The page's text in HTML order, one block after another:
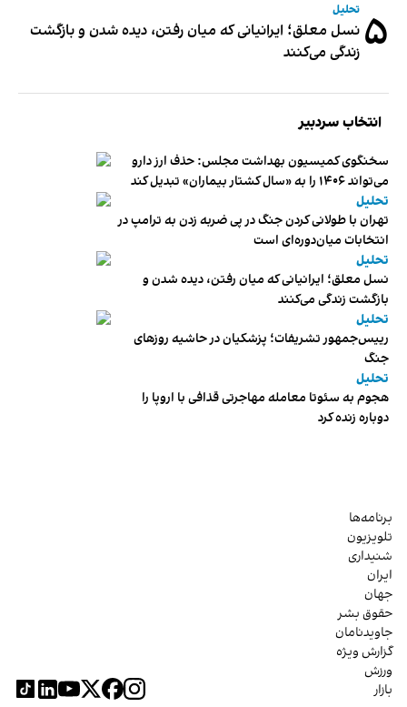
۵ تحلیل
نسل معلق؛ ایرانیانی که میان رفتن، دیده شدن و بازگشت
زندگی می‌کنند
انتخاب سردبیر
سخنگوی کمیسیون بهداشت مجلس: حذف ارز دارو
می‌تواند ۱۴۰۶ را به «سال کشتار بیماران» تبدیل کند
تحلیل
تهران با طولانی کردن جنگ در پی ضربه زدن به ترامپ در
انتخابات میان‌دوره‌ای است
تحلیل
نسل معلق؛ ایرانیانی که میان رفتن، دیده شدن و
بازگشت زندگی می‌کنند
تحلیل
رییس‌جمهور تشریفات؛ پزشکیان در حاشیه روزهای
جنگ
تحلیل
هجوم به سئوتا معامله مهاجرتی قذافی با اروپا را
دوباره زنده کرد
برنامه‌ها
تلویزیون
شنیداری
ایران
جهان
حقوق بشر
جاویدنامان
گزارش ویژه
ورزش
بازار